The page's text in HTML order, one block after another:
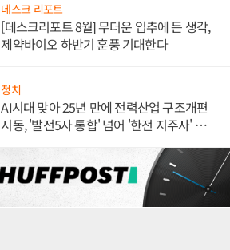
데스크 리포트
[데스크리포트 8월] 무더운 입추에 든 생각,
제약바이오 하반기 훈풍 기대한다
정치
AI시대 맞아 25년 만에 전력산업 구조개편
시동, '발전5사 통합' 넘어 '한전 지주사' 재편